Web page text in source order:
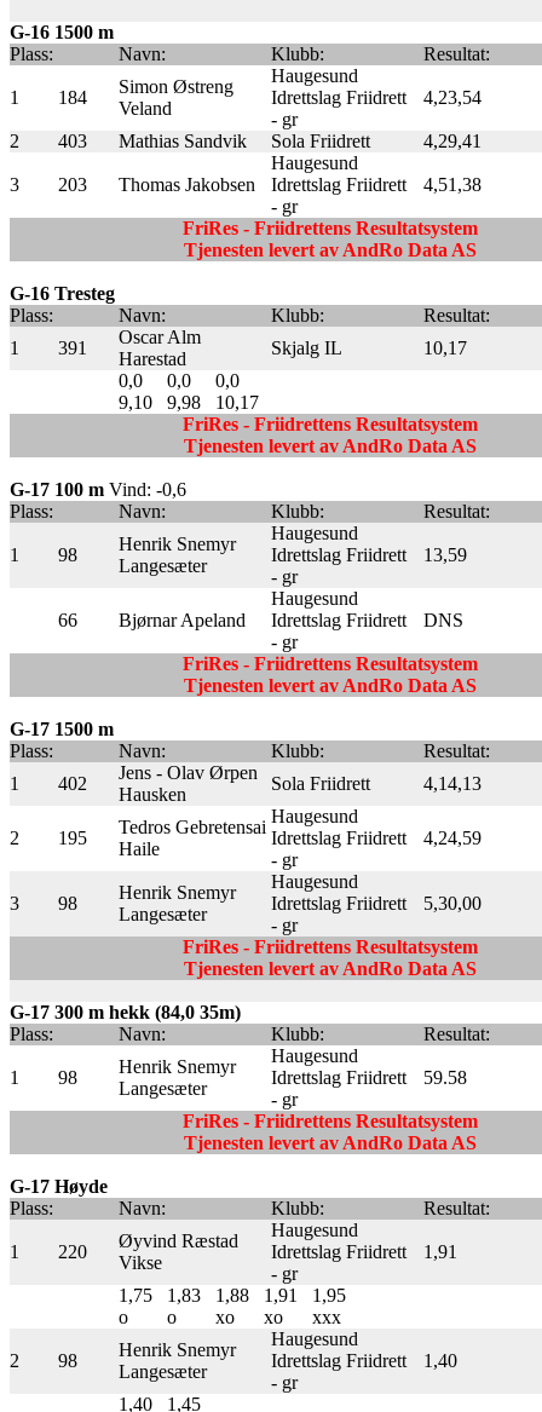
G-16 1500 m
Plass:
Navn: Klubb: Resultat:
1 184
Simon Østreng
Veland
Haugesund
Idrettslag Friidrett
- gr
4,23,54
2 403 Mathias Sandvik Sola Friidrett 4,29,41
3 203 Thomas Jakobsen
Haugesund
Idrettslag Friidrett
- gr
4,51,38
FriRes - Friidrettens Resultatsystem
Tjenesten levert av AndRo Data AS
G-16 Tresteg
Plass:
Navn: Klubb:
Resultat:
1
391
Oscar Alm
Harestad
Skjalg IL
10,17
0,0
0,0
0,0
9,10
9,98
10,17
FriRes - Friidrettens Resultatsystem
Tjenesten levert av AndRo Data AS
G-17 100 m Vind: -0,6
Plass:
Navn: Klubb: Resultat:
1 98
Henrik Snemyr
Langesæter
Haugesund
Idrettslag Friidrett
- gr
13,59
66 Bjørnar Apeland
Haugesund
Idrettslag Friidrett
- gr
DNS
FriRes - Friidrettens Resultatsystem
Tjenesten levert av AndRo Data AS
G-17 1500 m
Plass:
Navn: Klubb:
Resultat:
1
402
Jens - Olav Ørpen
Hausken
Sola Friidrett 4,14,13
2 195
Tedros Gebretensai
Haile
Haugesund
Idrettslag Friidrett
- gr
4,24,59
3 98
Henrik Snemyr
Langesæter
Haugesund
Idrettslag Friidrett
- gr
5,30,00
FriRes - Friidrettens Resultatsystem
Tjenesten levert av AndRo Data AS
G-17 300 m hekk (84,0 35m)
Plass:
Navn: Klubb: Resultat:
1 98
Henrik Snemyr
Langesæter
Haugesund
Idrettslag Friidrett
- gr
59.58
FriRes - Friidrettens Resultatsystem
Tjenesten levert av AndRo Data AS
G-17 Høyde
Plass:
Navn: Klubb: Resultat:
1 220
Øyvind Ræstad
Vikse
Haugesund
Idrettslag Friidrett
- gr
1,91
1,75
o
1,83
o
1,88
xo
1,91
xo
1,95
xxx
2 98
Henrik Snemyr
Langesæter
Haugesund
Idrettslag Friidrett
- gr
1,40
1,40 1,45